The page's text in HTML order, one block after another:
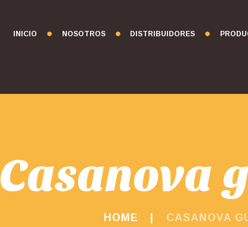
INICIO NOSOTROS DISTRIBUIDORES
Casanova
HOME CASANOVA